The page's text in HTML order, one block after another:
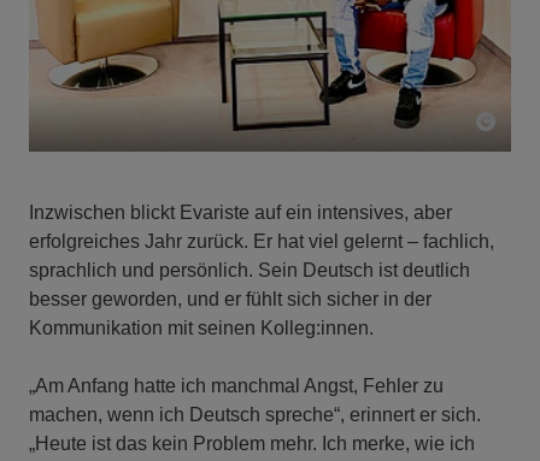
Inzwischen blickt Evariste auf ein intensives, aber
erfolgreiches Jahr zurück. Er hat viel gelernt – fachlich,
sprachlich und persönlich. Sein Deutsch ist deutlich
besser geworden, und er fühlt sich sicher in der
Kommunikation mit seinen Kolleg:innen.
„Am Anfang hatte ich manchmal Angst, Fehler zu
machen, wenn ich Deutsch spreche“, erinnert er sich.
„Heute ist das kein Problem mehr. Ich merke, wie ich